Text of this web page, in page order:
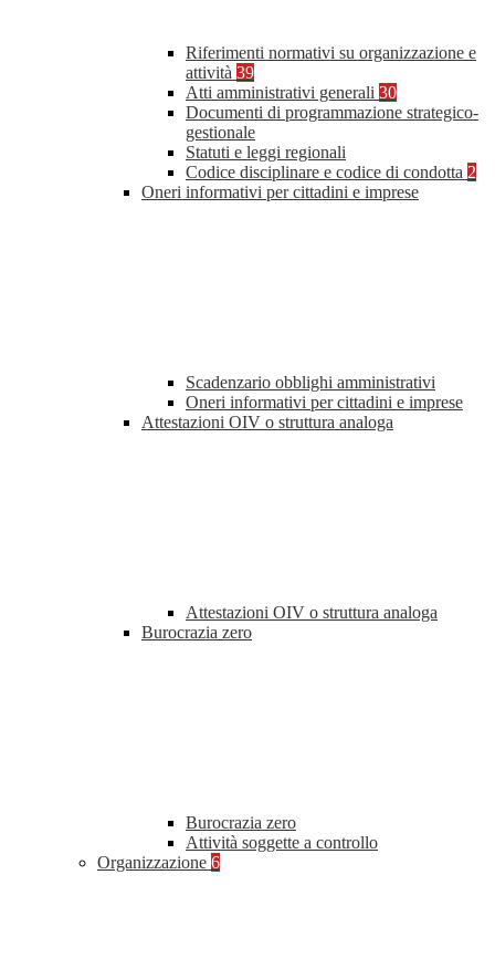
Riferimenti normativi su organizzazione e
attività 39
Atti amministrativi generali 30
Documenti di programmazione strategico-
gestionale
Statuti e leggi regionali
Codice disciplinare e codice di condotta 2
Oneri informativi per cittadini e imprese
Scadenzario obblighi amministrativi
Oneri informativi per cittadini e imprese
Attestazioni OIV o struttura analoga
Attestazioni OIV o struttura analoga
Burocrazia zero
Burocrazia zero
Attività soggette a controllo
Organizzazione 6